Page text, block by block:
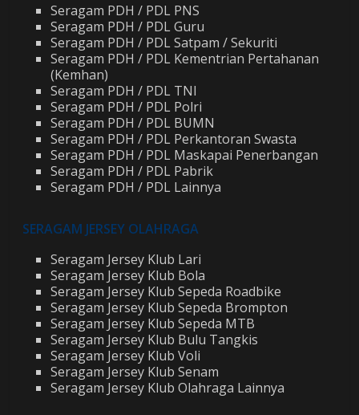
Seragam PDH / PDL PNS
Seragam PDH / PDL Guru
Seragam PDH / PDL Satpam / Sekuriti
Seragam PDH / PDL Kementrian Pertahanan
(Kemhan)
Seragam PDH / PDL TNI
Seragam PDH / PDL Polri
Seragam PDH / PDL BUMN
Seragam PDH / PDL Perkantoran Swasta
Seragam PDH / PDL Maskapai Penerbangan
Seragam PDH / PDL Pabrik
Seragam PDH / PDL Lainnya
SERAGAM JERSEY OLAHRAGA
Seragam Jersey Klub Lari
Seragam Jersey Klub Bola
Seragam Jersey Klub Sepeda Roadbike
Seragam Jersey Klub Sepeda Brompton
Seragam Jersey Klub Sepeda MTB
Seragam Jersey Klub Bulu Tangkis
Seragam Jersey Klub Voli
Seragam Jersey Klub Senam
Seragam Jersey Klub Olahraga Lainnya